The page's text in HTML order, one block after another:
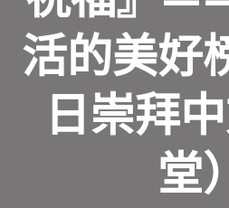
活的美好
日崇拜
堂）